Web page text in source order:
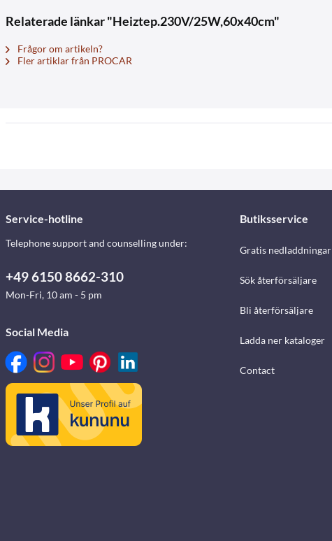
Relaterade länkar "Heiztep.230V/25W,60x40cm"
Frågor om artikeln?
Fler artiklar från PROCAR
Service-hotline
Telephone support and counselling under:
+49 6150 8662-310
Mon-Fri, 10 am - 5 pm
Social Media
Butiksservice
Gratis nedladdningar
Sök återförsäljare
Bli återförsäljare
Ladda ner kataloger
Contact